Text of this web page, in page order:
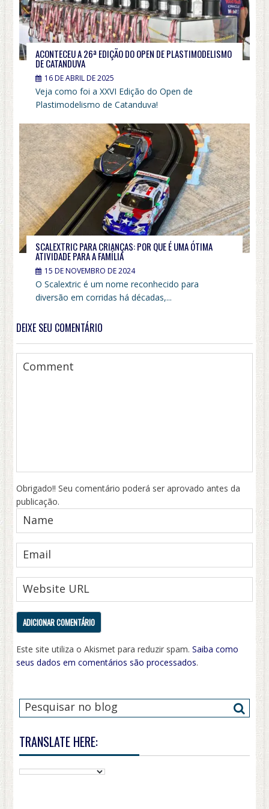
ACONTECEU A 26ª EDIÇÃO DO OPEN DE PLASTIMODELISMO
DE CATANDUVA
16 DE ABRIL DE 2025
Veja como foi a XXVI Edição do Open de
Plastimodelismo de Catanduva!
SCALEXTRIC PARA CRIANÇAS: POR QUE É UMA ÓTIMA
ATIVIDADE PARA A FAMÍLIA
15 DE NOVEMBRO DE 2024
O Scalextric é um nome reconhecido para
diversão em corridas há décadas,...
DEIXE SEU COMENTÁRIO
Obrigado!! Seu comentário poderá ser aprovado antes da
publicação.
Este site utiliza o Akismet para reduzir spam.Saiba como
seus dados em comentários são processados.
TRANSLATE HERE: